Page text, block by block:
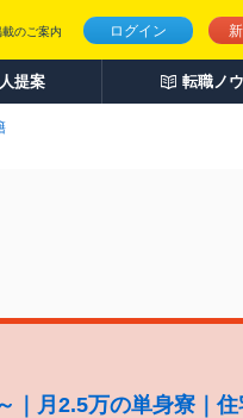
ログイン
のご案内
提案 転職ノ
｜月2.5万の単身寮｜住